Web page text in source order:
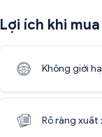
Lợi ích khi
Không giới
Rõ ràng